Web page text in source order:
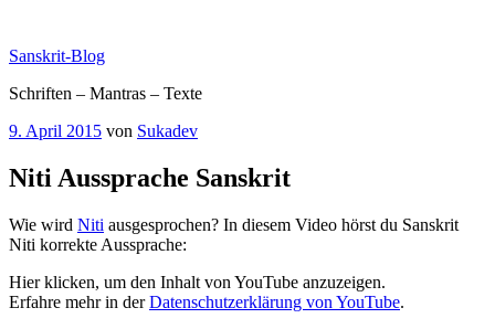
springen
Sanskrit-Blog
Schriften – Mantras – Texte
Veröffentlicht
9. April 2015 von Sukadev
Niti Aussprache Sanskrit
Wie wird Niti ausgesprochen? In diesem Video hörst du Sanskrit
Niti korrekte Aussprache:
„Niti
Pronunciation
Sanskrit“
Hier klicken, um den Inhalt von YouTube anzuzeigen.
Erfahre mehr in derDatenschutzerklärung von YouTube.